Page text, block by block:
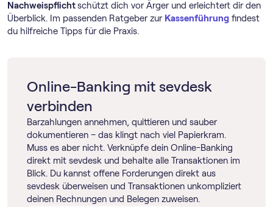
Nachweispflichtschützt dich vor Ärger und erleichtert dir den
Überblick. Im passenden Ratgeber zur Kassenführung findest
du hilfreiche Tipps für die Praxis.
Online-Banking mit sevdesk
verbinden
Barzahlungen annehmen, quittieren und sauber
dokumentieren – das klingt nach viel Papierkram.
Muss es aber nicht. Verknüpfe dein Online-Banking
direkt mit sevdesk und behalte alle Transaktionen im
Blick. Du kannst offene Forderungen direkt aus
sevdesk überweisen und Transaktionen unkompliziert
deinen Rechnungen und Belegen zuweisen.